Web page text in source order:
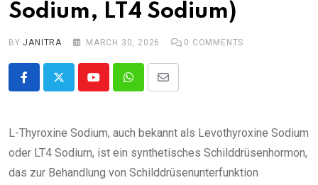
Sodium, LT4 Sodium)
BYJANITRA MARCH 30, 2026 0 COMMENTS
YoutubeWhatsappShare
Email
L-Thyroxine Sodium, auch bekannt als Levothyroxine Sodium
oder LT4 Sodium, ist ein synthetisches Schilddrüsenhormon,
das zur Behandlung von Schilddrüsenunterfunktion